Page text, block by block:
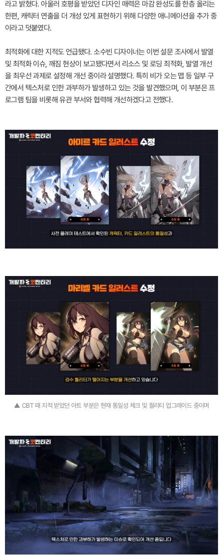
라고 밝혔다. 아울러 호평을 받았던 디자인 매력은 마감 완성도를 한층 올리는
한편, 캐릭터 연출을 더 개성 있게 표현하기 위해 다양한 애니메이션을 추가 중
이라고 덧붙였다.
최적화에 대한 지적도 언급됐다. 소수빈 디자이너는 이번 설문 조사에서 발열
및 최적화 이슈, 깨짐 현상이 보고됐다면서 리소스 및 로딩 최적화, 발열 개선
을 최우선 과제로 설정해 개선 중이라 설명했다. 특히 비가 오는 맵 등 일부 구
간에서 텍스처로 인한 과부하가 발생하고 있는 것을 발견했으며, 이 부분은 프
로그램 팀을 비롯해 유관 부서와 협력해 개선하겠다고 전했다.
▲ CBT 때 지적 받았던 아트 부분은 현재 통일성 체크 및 퀄리티 업그레이드 중이며